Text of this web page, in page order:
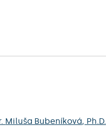
Miluša Bubeníková, Ph.D.